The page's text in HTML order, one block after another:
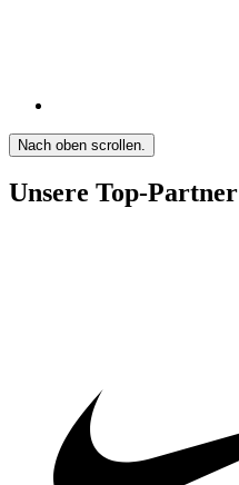
Nach oben scrollen.
Unsere Top-Partner